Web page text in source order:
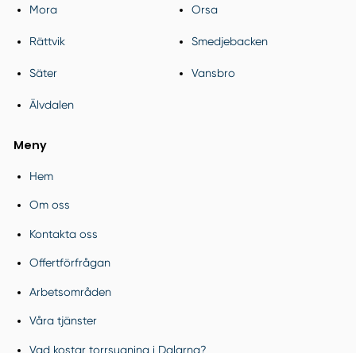
Mora Orsa
Rättvik Smedjebacken
Säter Vansbro
Älvdalen
Meny
Hem
Om oss
Kontakta oss
Offertförfrågan
Arbetsområden
Våra tjänster
Vad kostar torrsugning i Dalarna?